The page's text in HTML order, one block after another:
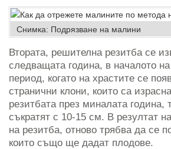
Снимка: Подрязване на малини
Втората, решителна резитба се
следващата година, в началото на
период, когато на храстите се
странични клони, които са
резитбата през миналата година,
съкратят с 10-15 см. В резултат
на резитба, отново трябва да се
които също ще дадат плодове.